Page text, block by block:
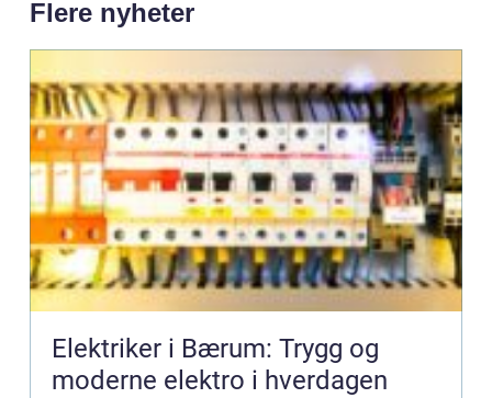
Flere nyheter
Elektriker i Bærum: Trygg og
moderne elektro i hverdagen